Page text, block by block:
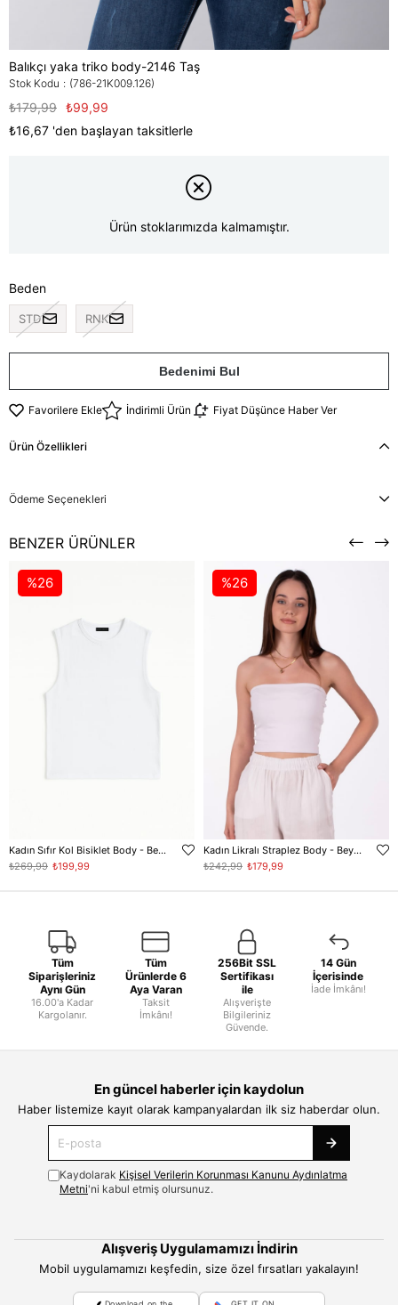
Balıkçı yaka triko body-2146 Taş
Stok Kodu (786-21K009.126)
₺179,99 ₺99,99
₺16,67 'den başlayan taksitlerle
Ürün stoklarımızda kalmamıştır.
Beden
STD RNK
Bedenimi Bul
Favorilere Ekle İndirimli Ürün Fiyat Düşünce Haber Ver
Ürün Özellikleri
Ödeme Seçenekleri
BENZER ÜRÜNLER
Kadın Sıfır Kol Bisiklet Body - Beyaz
₺199,99
₺269,99
%26
Kadın Likralı Straplez Body - Beyaz
₺179,99
₺242,99
%26
Tüm
Siparişleriniz
Aynı Gün
16.00'a Kadar
Kargolanır.
Tüm
Ürünlerde 6
Aya Varan
Taksit
İmkânı!
256Bit SSL
Sertifikası
ile
Alışverişte
Bilgileriniz
Güvende.
14 Gün
İçerisinde
İade İmkânı!
En güncel haberler için kaydolun
Haber listemize kayıt olarak kampanyalardan ilk siz haberdar olun.
Kaydolarak Kişisel Verilerin Korunması Kanunu Aydınlatma
Metni'ni kabul etmiş olursunuz.
Alışveriş Uygulamamızı İndirin
Mobil uygulamamızı keşfedin, size özel fırsatları yakalayın!